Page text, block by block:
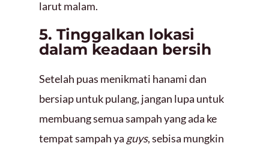
larut malam.
5. Tinggalkan lokasi
dalam keadaan bersih
Setelah puas menikmati hanami dan
bersiap untuk pulang, jangan lupa untuk
membuang semua sampah yang ada ke
tempat sampah ya guys, sebisa mungkin